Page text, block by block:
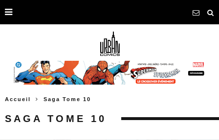
Accueil Saga Tome 10
SAGA TOME 10